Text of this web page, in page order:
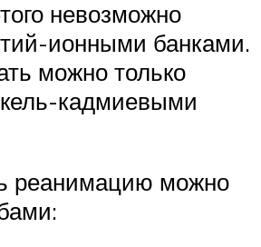
невозможно
ионными банками.
можно только
кадмиевыми
реанимацию можно